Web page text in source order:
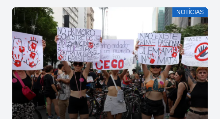
NOTÍCIAS